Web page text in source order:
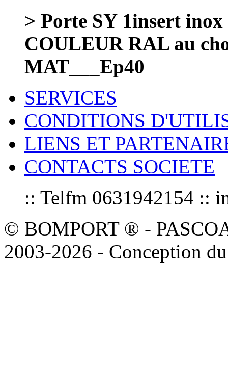
> Porte SY 1insert
COULEUR RAL au
MAT___Ep40
SERVICES
CONDITIONS
LIENS ET
CONTACTS SOCIETE
:: Telfm 0631942154 ::
© BOMPORT ® -
2003-2026 - Conception